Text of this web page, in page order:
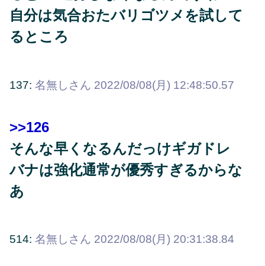
自分は気合おたバリゴツメを試して
るところ
137: 名無しさん 2022/08/08(月) 12:48:50.57
>>126
そんな早くなるんだっけギガドレ
バナは強化通常が優秀すぎるからな
あ
514: 名無しさん 2022/08/08(月) 20:31:38.84